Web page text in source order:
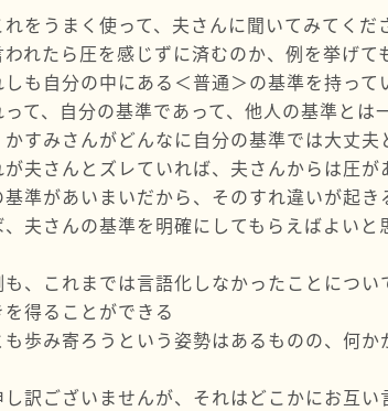
をうまく使って、夫さんに聞いてみてくだ
われたら圧を感じずに済むのか、例を挙げて
も自分の中にある＜普通＞の基準を持って
て、自分の基準であって、他人の基準とは
かすみさんがどんなに自分の基準では大丈
夫さんとズレていれば、夫さんからは圧が
準があいまいだから、そのすれ違いが起き
夫さんの基準を明確にしてもらえばよいと
も、これまでは言語化しなかったことにつ
を得ることができる
歩み寄ろうという姿勢はあるものの、何
訳ございませんが、それはどこかにお互